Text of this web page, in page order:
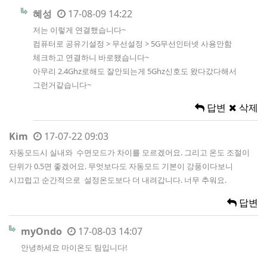
혜성 17-08-09 14:22
저는 이렇게 연결했습니다~
컴퓨터로 공유기설정 > 무선설정 > 5G무선인터넷 사용안함
체크하고 연결하니 바로됐습니다~
아무리 2.4Ghz로해도 잘안되는게 5Ghz신호도 왔다갔다해서
그런거같습니다~
답변 삭제
Kim 17-07-22 09:03
자동모드시 실내와 수면모드가 차이를 모르겠어요. 그리고 온도 조절이
단위가 0.5면 좋겠어요. 무엇보다도 자동모드 기본이 강풍이다보니
시끄럽고 순간적으로 설정온도보다 더 내려갑니다. 너무 추워요.
답변
myOndo 17-08-03 14:07
안녕하세요 마이온도 팀입니다!